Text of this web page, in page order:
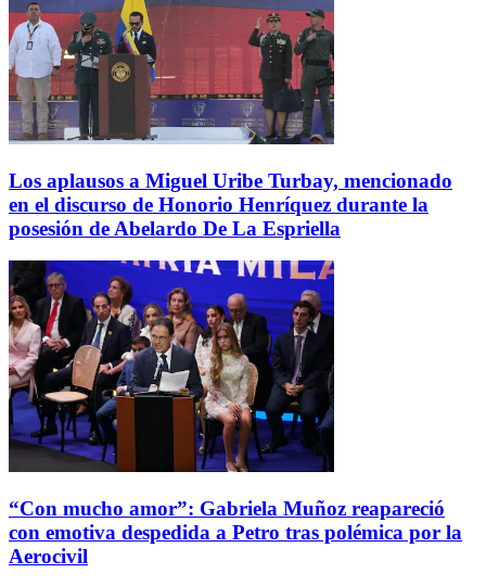
Los aplausos a Miguel Uribe Turbay, mencionado
en el discurso de Honorio Henríquez durante la
posesión de Abelardo De La Espriella
“Con mucho amor”: Gabriela Muñoz reapareció
con emotiva despedida a Petro tras polémica por la
Aerocivil